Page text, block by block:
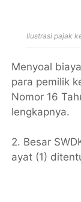
Ilustrasi pajak
Menyoal
para pemilik
Nomor 16
lengkapnya.
2. Besar
ayat (1)